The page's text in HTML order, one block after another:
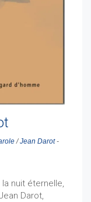
/Jean Darot-
nuit éternelle,
Darot,